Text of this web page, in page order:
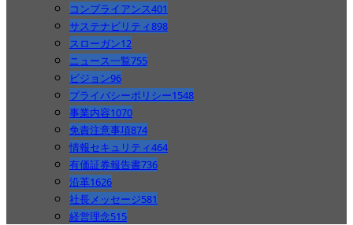
コンプライアンス401
サステナビリティ898
スローガン12
ニュース一覧755
ビジョン96
プライバシーポリシー1548
事業内容1070
免責注意事項874
情報セキュリティ464
有価証券報告書736
沿革1626
社長メッセージ581
経営理念515